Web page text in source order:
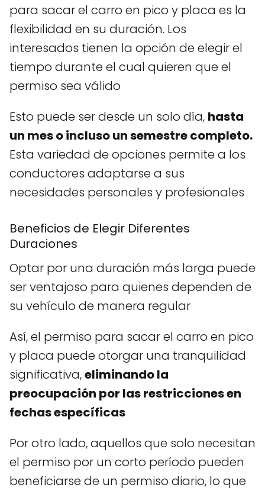
para sacar el carro en pico y placa es la
flexibilidad en su duración. Los
interesados tienen la opción de elegir el
tiempo durante el cual quieren que el
permiso sea válido
Esto puede ser desde un solo día, hasta
un mes o incluso un semestre completo.
Esta variedad de opciones permite a los
conductores adaptarse a sus
necesidades personales y profesionales
Beneficios de Elegir Diferentes
Duraciones
Optar por una duración más larga puede
ser ventajoso para quienes dependen de
su vehículo de manera regular
Así, el permiso para sacar el carro en pico
y placa puede otorgar una tranquilidad
significativa,eliminando la
preocupación por las restricciones en
fechas específicas
Por otro lado, aquellos que solo necesitan
el permiso por un corto período pueden
beneficiarse de un permiso diario, lo que